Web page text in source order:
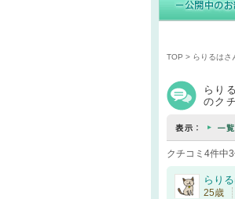
TOP > らりるはさ
らり
のク
クチコミ4件中
らり
25歳